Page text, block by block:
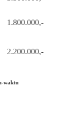
1.800.000,-
2.200.000,-
waktu